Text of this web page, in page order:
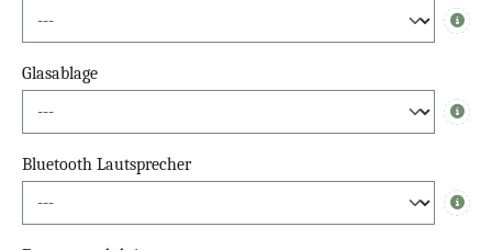
Info
Glasablage
Info
Bluetooth Lautsprecher
Info